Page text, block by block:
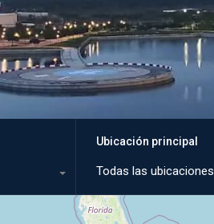
Ubicación principal
Todas las ubicaciones